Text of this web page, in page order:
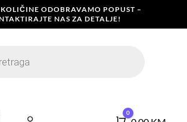
ODOBRAVAMO POPUST –
NAS ZA DETALJE!
0